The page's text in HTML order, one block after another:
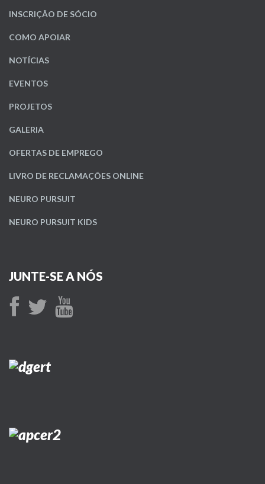
INSCRIÇÃO DE SÓCIO
COMO APOIAR
NOTÍCIAS
EVENTOS
PROJETOS
GALERIA
OFERTAS DE EMPREGO
LIVRO DE RECLAMAÇÕES ONLINE
NEURO PURSUIT
NEURO PURSUIT KIDS
JUNTE-SE A NÓS